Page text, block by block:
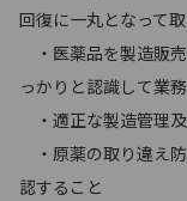
回復に一丸となって
・医薬品を製造販
っかりと認識して業
・適正な製造管理
・原薬の取り違え
認すること